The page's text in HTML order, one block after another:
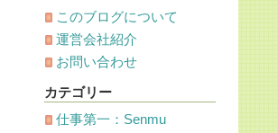
このブログについて
運営会社紹介
お問い合わせ
カテゴリー
仕事第一：Senmu